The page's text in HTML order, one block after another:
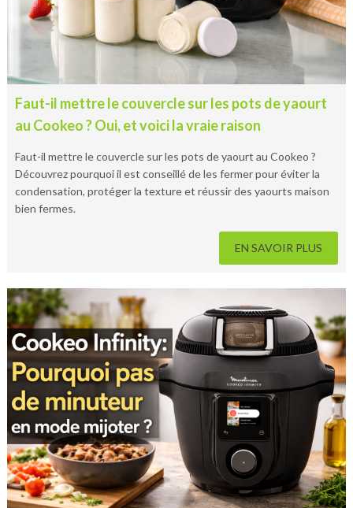
Faut-il mettre le couvercle sur les pots de yaourt
au Cookeo ? Oui, et voici la vraie raison
Faut-il mettre le couvercle sur les pots de yaourt au Cookeo ?
Découvrez pourquoi il est conseillé de les fermer pour éviter la
condensation, protéger la texture et réussir des yaourts maison
bien fermes.
EN SAVOIR PLUS